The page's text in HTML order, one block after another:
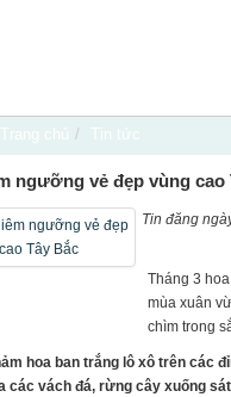
Hà Nội - Hạ Long - Chùa Hương
Trang chủ / Tin tức
ngưỡng vẻ đẹp vùng cao
Tin đăng
Tháng 3
mùa xuân
chìm trong
hoa ban trắng lô xô trên các
các vách đá, rừng cây xuống